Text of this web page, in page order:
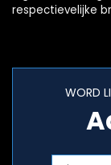
respectievelijke
WORD